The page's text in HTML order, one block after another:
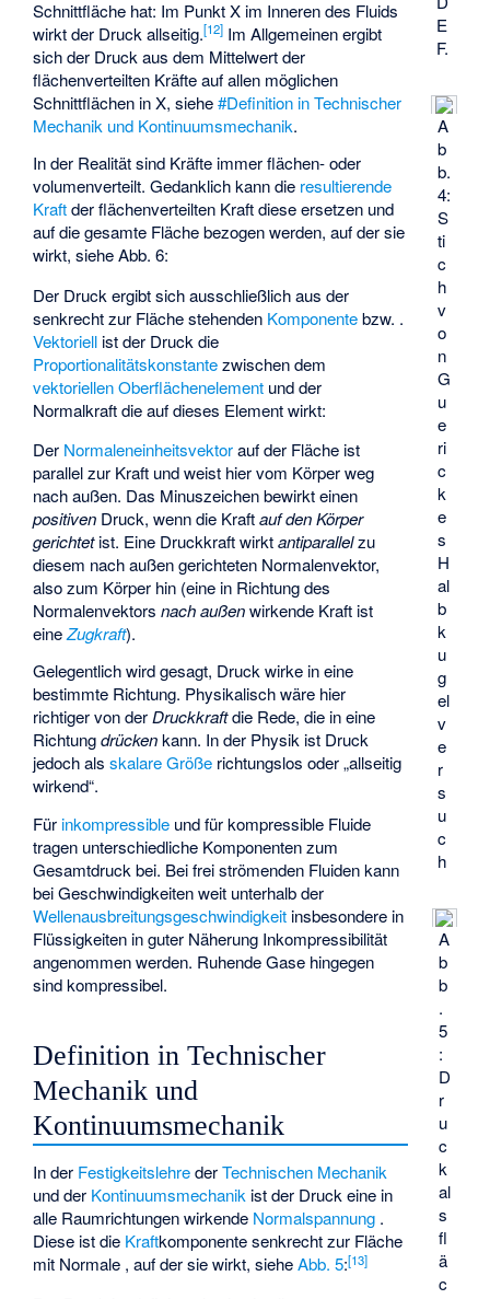
E
F.
A
b
b.
4:
S
ti
c
h
v
o
n
G
u
e
ri
c
k
e
s
H
al
b
k
u
g
el
v
e
r
s
u
c
h
A
b
b
.
5
:
D
r
u
c
k
al
s
fl
ä
c
Schnittfläche hat: Im Punkt X im Inneren des Fluids
wirkt der Druck allseitig.[12] Im Allgemeinen ergibt
sich der Druck aus dem Mittelwert der
flächenverteilten Kräfte auf allen möglichen
Schnittflächen in X, siehe#Definition in Technischer
Mechanik und Kontinuumsmechanik.
In der Realität sind Kräfte immer flächen- oder
volumenverteilt. Gedanklich kann die resultierende
Kraft der flächenverteilten Kraft diese ersetzen und
auf die gesamte Fläche bezogen werden, auf der sie
wirkt, siehe Abb. 6:
Der Druck ergibt sich ausschließlich aus der
senkrecht zur Fläche stehenden Komponente bzw. .
Vektoriell ist der Druck die
Proportionalitätskonstantezwischen dem
vektoriellen Oberflächenelement und der
Normalkraftdie auf dieses Element wirkt:
Der Normaleneinheitsvektor auf der Fläche ist
parallel zur Kraft und weist hier vom Körper weg
nach außen. Das Minuszeichen bewirkt einen
positiven Druck, wenn die Kraftauf den Körper
gerichtetist. Eine Druckkraft wirktantiparallelzu
diesem nach außen gerichteten Normalenvektor,
also zum Körper hin (eine in Richtung des
Normalenvektorsnach außenwirkende Kraft ist
eineZugkraft).
Gelegentlich wird gesagt, Druck wirke in eine
bestimmte Richtung. Physikalisch wäre hier
richtiger von derDruckkraftdie Rede, die in eine
Richtungdrückenkann. In der Physik ist Druck
jedoch alsskalare Größe richtungslos oder „allseitig
wirkend“.
Für inkompressible und für kompressible Fluide
tragen unterschiedliche Komponenten zum
Gesamtdruck bei. Bei frei strömenden Fluiden kann
bei Geschwindigkeiten weit unterhalb der
Wellenausbreitungsgeschwindigkeit insbesondere in
Flüssigkeiten in guter Näherung Inkompressibilität
angenommen werden. Ruhende Gase hingegen
sind kompressibel.
Definition in Technischer
Mechanik und
Kontinuumsmechanik
In der FestigkeitslehrederTechnischen Mechanik
und der Kontinuumsmechanik ist der Druck eine in
alle Raumrichtungen wirkende Normalspannung .
Diese ist die Kraft­komponentesenkrecht zur Fläche
mit Normale , auf der sie wirkt, sieheAbb. 5:[13]